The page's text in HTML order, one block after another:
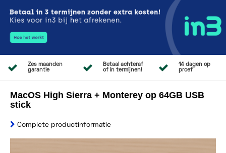
Zes maanden
garantie
Betaal achteraf
of in termijnen!
14 dagen op
proef
MacOS High Sierra + Monterey op 64GB USB
stick
Complete productinformatie